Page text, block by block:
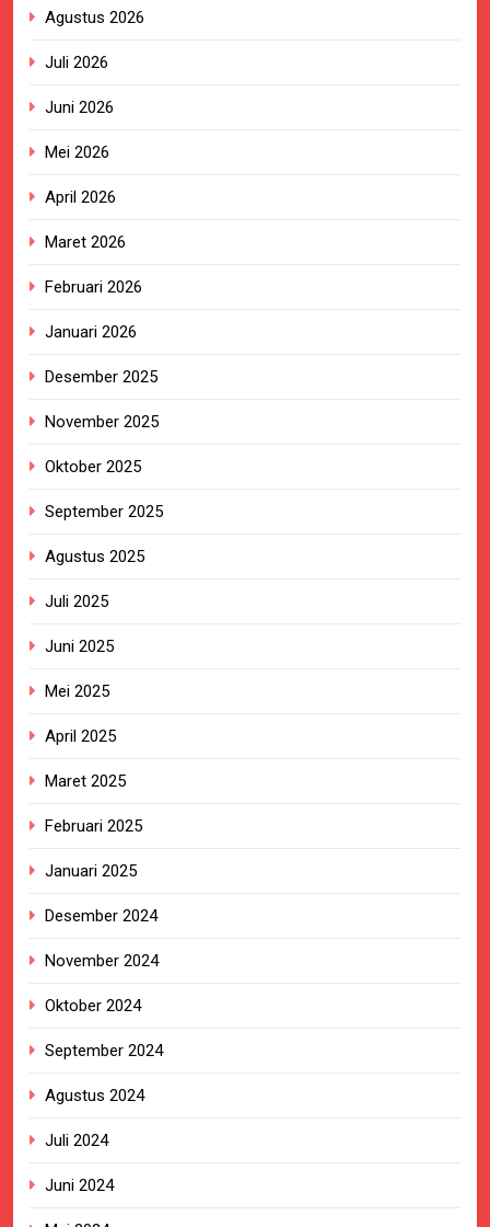
Agustus 2026
Juli 2026
Juni 2026
Mei 2026
April 2026
Maret 2026
Februari 2026
Januari 2026
Desember 2025
November 2025
Oktober 2025
September 2025
Agustus 2025
Juli 2025
Juni 2025
Mei 2025
April 2025
Maret 2025
Februari 2025
Januari 2025
Desember 2024
November 2024
Oktober 2024
September 2024
Agustus 2024
Juli 2024
Juni 2024